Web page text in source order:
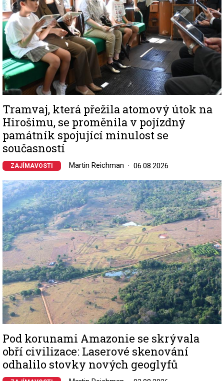
Tramvaj, která přežila atomový útok na
Hirošimu, se proměnila v pojízdný
památník spojující minulost se
současností
ZAJÍMAVOSTI Martin Reichman 06.08.2026
Image
Pod korunami Amazonie se skrývala
obří civilizace: Laserové skenování
odhalilo stovky nových geoglyfů